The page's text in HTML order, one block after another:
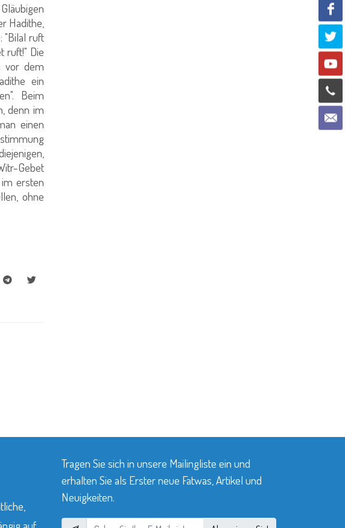
Hadithe,
"Bilal ruft
ruft!" Die
vor dem
ein
Beim
denn im
einen
Gebet
ersten
ohne
Tragen Sie sich in unsere Mailingliste ein und
erhalten Sie als Erster neue Fatwas, Artikel und
Neuigkeiten.